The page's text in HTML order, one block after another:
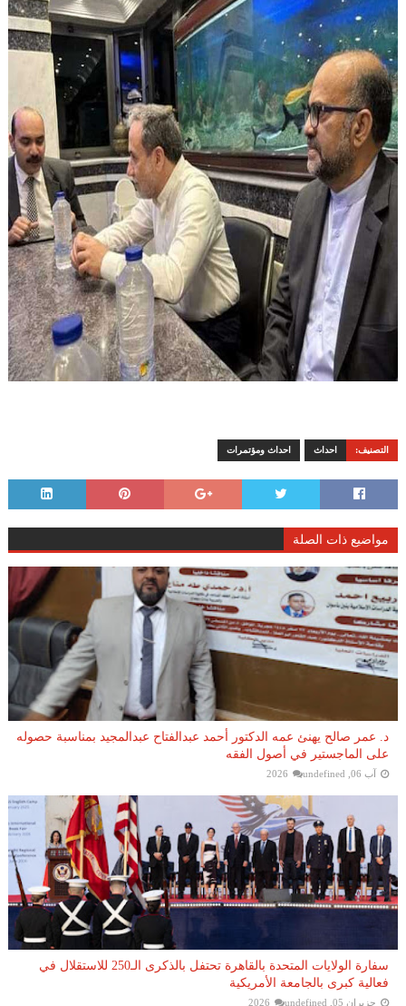
التصنيف: احداث احداث ومؤتمرات
مواضيع ذات الصلة
د. عمر صالح يهنئ عمه الدكتور أحمد عبدالفتاح عبدالمجيد بمناسبة حصوله
على الماجستير في أصول الفقه
آب 06, 2026 undefined
سفارة الولايات المتحدة بالقاهرة تحتفل بالذكرى الـ250 للاستقلال في
فعالية كبرى بالجامعة الأمريكية
حزيران 05, 2026 undefined